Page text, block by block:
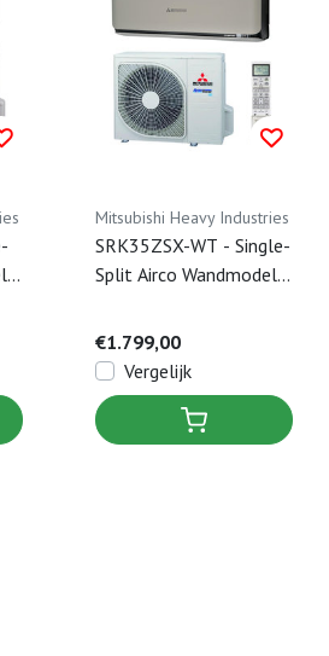
-
Mitsubishi Heavy Industries
SRK35ZSX-WT - Single-
Split Airco Wandmodel -
€1.799,00
Vergelijk